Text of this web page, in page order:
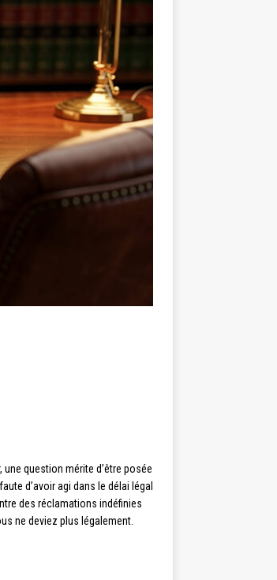
question mérite d’être posée
d’avoir agi dans le délai légal
des réclamations indéfinies
ne deviez plus légalement.